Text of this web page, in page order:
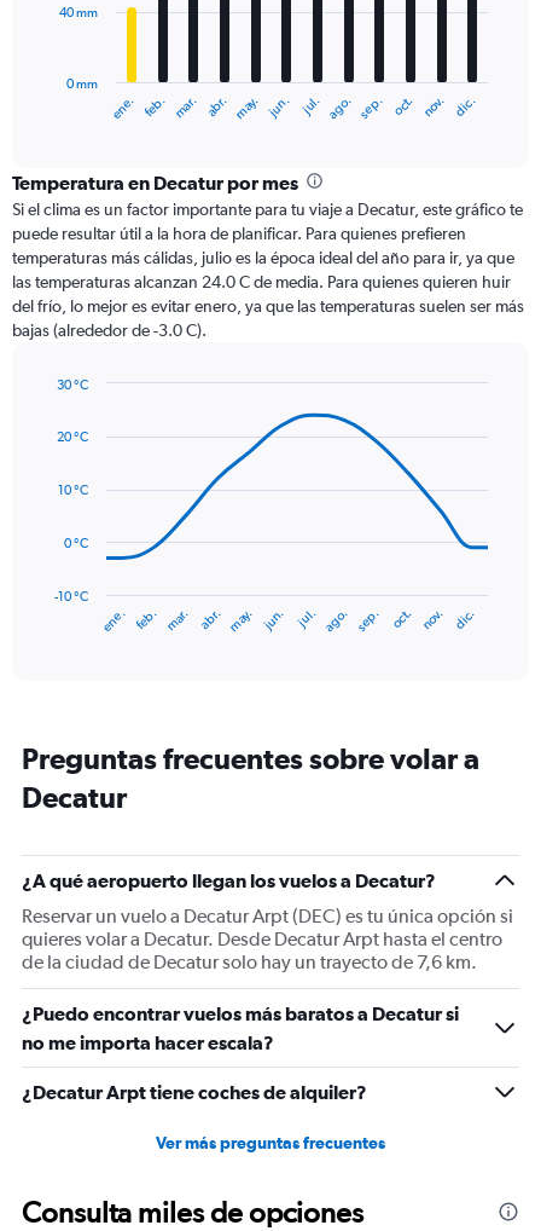
The
categories.
Range:
12
categories.
The
chart
has
1
axis
values.
ene. feb. mar. abr. may. jun. jul. ago. sep. oct. nov. dic.
0 mm
40 mm
Temperatura en Decatur por mes
Si el clima es un factor importante para tu viaje a Decatur, este gráfico te
puede resultar útil a la hora de planificar. Para quienes prefieren
temperaturas más cálidas, julio es la época ideal del año para ir, ya que
las temperaturas alcanzan 24.0 C de media. Para quienes quieren huir
del frío, lo mejor es evitar enero, ya que las temperaturas suelen ser más
bajas (alrededor de -3.0 C).
with
data
The
has
14
The
has
1
axis
displaying
values.
Range:
-10
to
ene. feb. mar. abr. may. jun. jul. ago. sep. oct. nov. dic.
-10 °C
0 °C
10 °C
20 °C
30 °C
Preguntas frecuentes sobre volar a
Decatur
¿A qué aeropuerto llegan los vuelos a Decatur?
Reservar un vuelo a Decatur Arpt (DEC) es tu única opción si
quieres volar a Decatur. Desde Decatur Arpt hasta el centro
de la ciudad de Decatur solo hay un trayecto de 7,6 km.
¿Puedo encontrar vuelos más baratos a Decatur si
no me importa hacer escala?
¿Decatur Arpt tiene coches de alquiler?
Ver más preguntas frecuentes
Consulta miles de opciones